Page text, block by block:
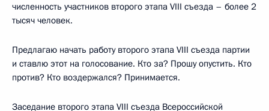
численность участников второго этапа VIII съезда – более 2
тысяч человек.
Предлагаю начать работу второго этапа VIII съезда партии
и ставлю этот на голосование. Кто за? Прошу опустить. Кто
против? Кто воздержался? Принимается.
Заседание второго этапа VIII съезда Всероссийской